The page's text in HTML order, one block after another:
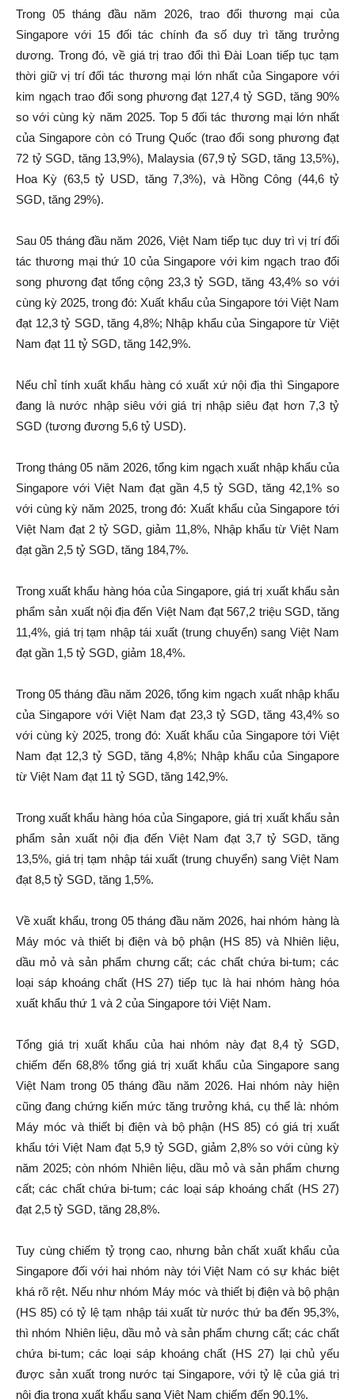
Trong 05 tháng đầu năm 2026, trao đổi thương mại của
Singapore với 15 đối tác chính đa số duy trì tăng trưởng
dương. Trong đó, về giá trị trao đổi thì Đài Loan tiếp tục tạm
thời giữ vị trí đối tác thương mại lớn nhất của Singapore với
kim ngạch trao đổi song phương đạt 127,4 tỷ SGD, tăng 90%
so với cùng kỳ năm 2025. Top 5 đối tác thương mại lớn nhất
của Singapore còn có Trung Quốc (trao đổi song phương đạt
72 tỷ SGD, tăng 13,9%), Malaysia (67,9 tỷ SGD, tăng 13,5%),
Hoa Kỳ (63,5 tỷ USD, tăng 7,3%), và Hồng Công (44,6 tỷ
SGD, tăng 29%).
Sau 05 tháng đầu năm 2026, Việt Nam tiếp tục duy trì vị trí đối
tác thương mại thứ 10 của Singapore với kim ngạch trao đổi
song phương đạt tổng cộng 23,3 tỷ SGD, tăng 43,4% so với
cùng kỳ 2025, trong đó: Xuất khẩu của Singapore tới Việt Nam
đạt 12,3 tỷ SGD, tăng 4,8%; Nhập khẩu của Singapore từ Việt
Nam đạt 11 tỷ SGD, tăng 142,9%.
Nếu chỉ tính xuất khẩu hàng có xuất xứ nội địa thì Singapore
đang là nước nhập siêu với giá trị nhập siêu đạt hơn 7,3 tỷ
SGD (tương đương 5,6 tỷ USD).
Trong tháng 05 năm 2026, tổng kim ngạch xuất nhập khẩu của
Singapore với Việt Nam đạt gần 4,5 tỷ SGD, tăng 42,1% so
với cùng kỳ năm 2025, trong đó: Xuất khẩu của Singapore tới
Việt Nam đạt 2 tỷ SGD, giảm 11,8%, Nhập khẩu từ Việt Nam
đạt gần 2,5 tỷ SGD, tăng 184,7%.
Trong xuất khẩu hàng hóa của Singapore, giá trị xuất khẩu sản
phẩm sản xuất nội địa đến Việt Nam đạt 567,2 triệu SGD, tăng
11,4%, giá trị tạm nhập tái xuất (trung chuyển) sang Việt Nam
đạt gần 1,5 tỷ SGD, giảm 18,4%.
Trong 05 tháng đầu năm 2026, tổng kim ngạch xuất nhập khẩu
của Singapore với Việt Nam đạt 23,3 tỷ SGD, tăng 43,4% so
với cùng kỳ 2025, trong đó: Xuất khẩu của Singapore tới Việt
Nam đạt 12,3 tỷ SGD, tăng 4,8%; Nhập khẩu của Singapore
từ Việt Nam đạt 11 tỷ SGD, tăng 142,9%.
Trong xuất khẩu hàng hóa của Singapore, giá trị xuất khẩu sản
phẩm sản xuất nội địa đến Việt Nam đạt 3,7 tỷ SGD, tăng
13,5%, giá trị tạm nhập tái xuất (trung chuyển) sang Việt Nam
đạt 8,5 tỷ SGD, tăng 1,5%.
Về xuất khẩu, trong 05 tháng đầu năm 2026, hai nhóm hàng là
Máy móc và thiết bị điện và bộ phận (HS 85) và Nhiên liệu,
dầu mỏ và sản phẩm chưng cất; các chất chứa bi-tum; các
loại sáp khoáng chất (HS 27) tiếp tục là hai nhóm hàng hóa
xuất khẩu thứ 1 và 2 của Singapore tới Việt Nam.
Tổng giá trị xuất khẩu của hai nhóm này đạt 8,4 tỷ SGD,
chiếm đến 68,8% tổng giá trị xuất khẩu của Singapore sang
Việt Nam trong 05 tháng đầu năm 2026. Hai nhóm này hiện
cũng đang chứng kiến mức tăng trưởng khá, cụ thể là: nhóm
Máy móc và thiết bị điện và bộ phận (HS 85) có giá trị xuất
khẩu tới Việt Nam đạt 5,9 tỷ SGD, giảm 2,8% so với cùng kỳ
năm 2025; còn nhóm Nhiên liệu, dầu mỏ và sản phẩm chưng
cất; các chất chứa bi-tum; các loại sáp khoáng chất (HS 27)
đạt 2,5 tỷ SGD, tăng 28,8%.
Tuy cùng chiếm tỷ trọng cao, nhưng bản chất xuất khẩu của
Singapore đối với hai nhóm này tới Việt Nam có sự khác biệt
khá rõ rệt. Nếu như nhóm Máy móc và thiết bị điện và bộ phận
(HS 85) có tỷ lệ tạm nhập tái xuất từ nước thứ ba đến 95,3%,
thì nhóm Nhiên liệu, dầu mỏ và sản phẩm chưng cất; các chất
chứa bi-tum; các loại sáp khoáng chất (HS 27) lại chủ yếu
được sản xuất trong nước tại Singapore, với tỷ lệ của giá trị
nội địa trong xuất khẩu sang Việt Nam chiếm đến 90,1%.